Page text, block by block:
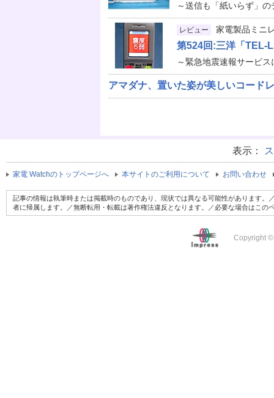
～送信も「紙いらず」
レビュー 家電製品ミニ
第524回:三洋「TEL-
～緊急地震速報サービ
アマダナ、置いた姿が美しいコード
表示：
家電 Watchのトップページへ 本サイトのご利用について お問い合わせ
記事の情報は執筆時または掲載時のものであり、現状では異なる可能性があります
者に帰属します。／無断転用・転載は著作権法違反となります。／必要な場合はこ
Copyright